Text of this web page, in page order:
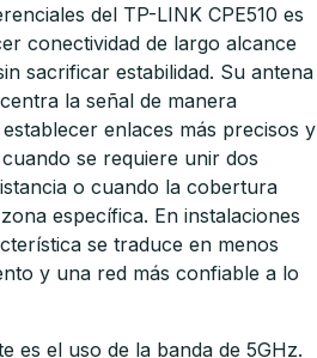
del TP-LINK CPE510 es
conectividad de largo alcance
sacrificar estabilidad. Su antena
la señal de manera
enlaces más precisos y
se requiere unir dos
o cuando la cobertura
específica. En instalaciones
se traduce en menos
y una red más confiable a lo
es el uso de la banda de 5GHz.